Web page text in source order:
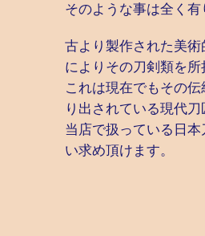
そのような事は全く有
古より製作された美
によりその刀剣類を所
これは現在でもその
り出されている現代刀
当店で扱っている日
い求め頂けます。